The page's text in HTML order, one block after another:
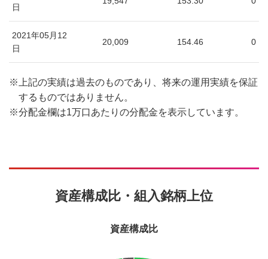
日
2021年05月12
日
20,009 154.46 0
※ 上記の実績は過去のものであり、将来の運用実績を保証
するものではありません。
※分配金欄は1万口あたりの分配金を表示しています。
資産構成比・組入銘柄上位
資産構成比